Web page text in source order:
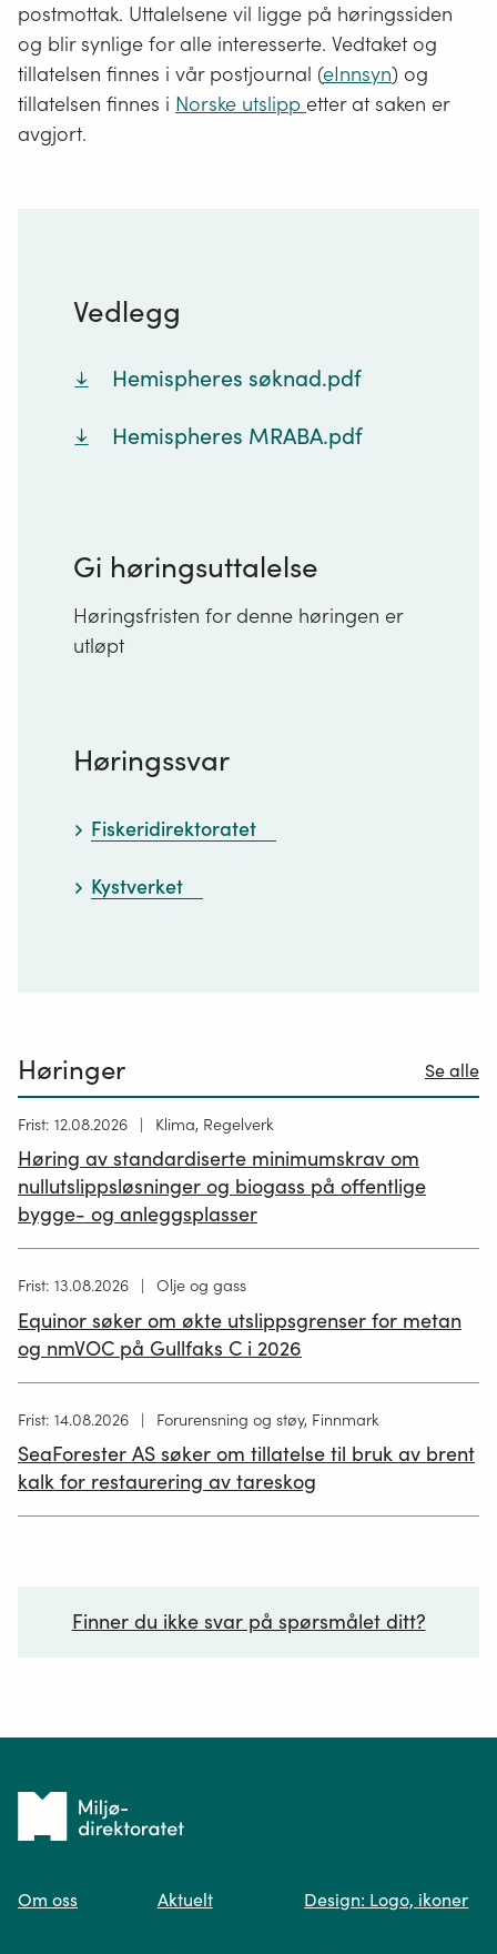
postmottak. Uttalelsene vil ligge på høringssiden
og blir synlige for alle interesserte. Vedtaket og
tillatelsen finnes i vår postjournal (eInnsyn) og
tillatelsen finnes i Norske utslipp etter at saken er
avgjort.
Vedlegg
Hemispheres søknad.pdf
Hemispheres MRABA.pdf
Gi høringsuttalelse
Høringsfristen for denne høringen er
utløpt
Høringssvar
Fiskeridirektoratet
Kystverket
Høringer Se alle
Høring
publisert
12.05.2026
Frist: 12.08.2026 Klima, Regelverk
Høring av standardiserte minimumskrav om
nullutslippsløsninger og biogass på offentlige
bygge- og anleggsplasser
Høring
02.07.2026
Frist: 13.08.2026 Olje og gass
Equinor søker om økte utslippsgrenser for metan
og nmVOC på Gullfaks C i 2026
Høring
publisert
19.06.2026
Frist: 14.08.2026 Forurensning og støy, Finnmark
SeaForester AS søker om tillatelse til bruk av brent
kalk for restaurering av tareskog
Finner du ikke svar på spørsmålet ditt?
Spør oss
Tilbake
forsiden
Om oss Aktuelt Design: Logo, ikoner